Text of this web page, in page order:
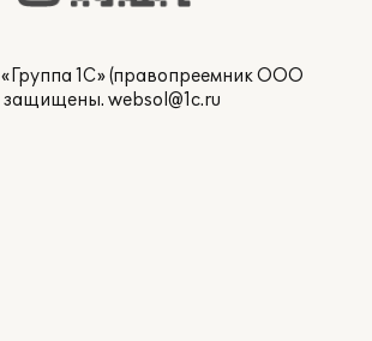
1С» (правопреемник ООО
защищены. websol@1c.ru